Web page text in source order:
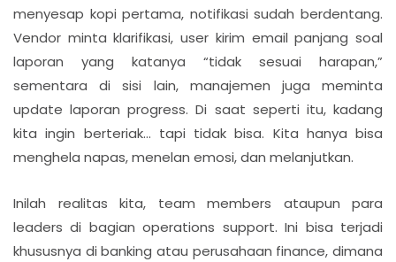
menyesap kopi pertama, notifikasi sudah berdentang.
Vendor minta klarifikasi, user kirim email panjang soal
laporan yang katanya “tidak sesuai harapan,”
sementara di sisi lain, manajemen juga meminta
update laporan progress. Di saat seperti itu, kadang
kita ingin berteriak… tapi tidak bisa. Kita hanya bisa
menghela napas, menelan emosi, dan melanjutkan.
Inilah realitas kita, team members ataupun para
leaders di bagian operations support. Ini bisa terjadi
khususnya di banking atau perusahaan finance, dimana